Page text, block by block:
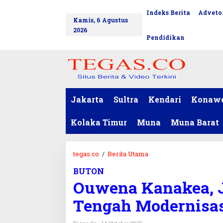
Kamis, 6 Agustus
2026
Indeks Berita
Pendidikan
Jakarta Sultra Kendari
Kolaka Timur Muna Muna Barat
tegas.co / Berita Utama
e
n
a
K
BUTON
Ouwena
Tengah